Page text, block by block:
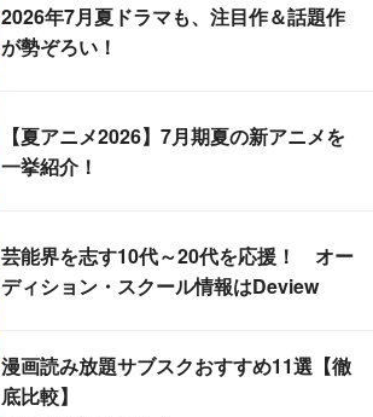
2026年7月夏ドラマも、注目作＆話題作
が勢ぞろい！
【夏アニメ2026】7月期夏の新アニメを
一挙紹介！
芸能界を志す10代～20代を応援！ オー
ディション・スクール情報はDeview
漫画読み放題サブスクおすすめ11選【徹
底比較】